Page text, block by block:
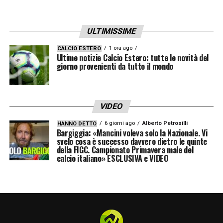
ULTIMISSIME
CALCIO ESTERO 1 ora ago
Ultime notizie Calcio Estero: tutte le novità del
giorno provenienti da tutto il mondo
VIDEO
HANNO DETTO 6 giorni ago Alberto Petrosilli
Bargiggia: «Mancini voleva solo la Nazionale. Vi
svelo cosa è successo davvero dietro le quinte
della FIGC. Campionato Primavera male del
calcio italiano» ESCLUSIVA e VIDEO